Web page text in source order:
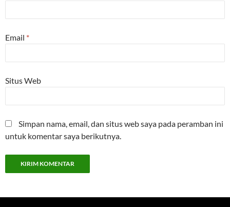
Email *
Situs Web
Simpan nama, email, dan situs web saya pada peramban ini
untuk komentar saya berikutnya.